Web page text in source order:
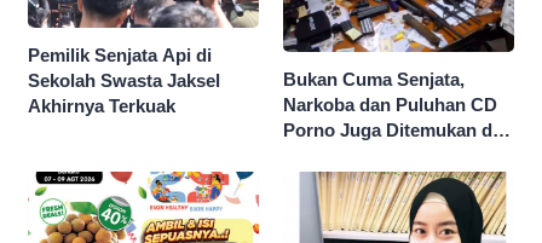
Pemilik Senjata Api di
Sekolah Swasta Jaksel
Akhirnya Terkuak
Bukan Cuma Senjata,
Narkoba dan Puluhan CD
Porno Juga Ditemukan di